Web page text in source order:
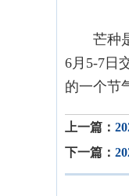
芒种
6月5-7日
的一个节
上一篇：
下一篇：